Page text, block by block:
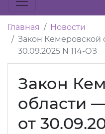
Главная
Новости
Закон Кемеровской
30.09.2025 N 114-ОЗ
Закон
области
от